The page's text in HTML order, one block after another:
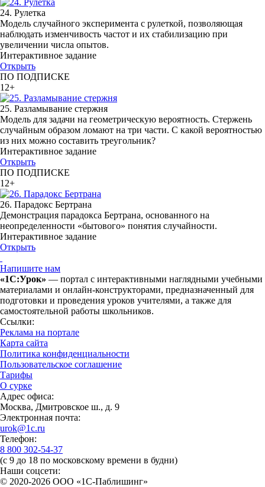
24. Рулетка
Модель случайного эксперимента с рулеткой, позволяющая
наблюдать изменчивость частот и их стабилизацию при
увеличении числа опытов.
Интерактивное задание
Открыть
ПО ПОДПИСКЕ
12+
25. Разламывание стержня
Модель для задачи на геометрическую вероятность. Стержень
случайным образом ломают на три части. С какой вероятностью
из них можно составить треугольник?
Интерактивное задание
Открыть
ПО ПОДПИСКЕ
12+
26. Парадокс Бертрана
Демонстрация парадокса Бертрана, основанного на
неопределенности «бытового» понятия случайности.
Интерактивное задание
Открыть
Напишите нам
«1С:Урок» — портал с интерактивными наглядными учебными
материалами и онлайн-конструкторами, предназначенный для
подготовки и проведения уроков учителями, а также для
самостоятельной работы школьников.
Ссылки:
Реклама на портале
Карта сайта
Политика конфиденциальности
Пользовательское соглашение
Тарифы
О сурке
Адрес офиса:
Москва, Дмитровское ш., д. 9
Электронная почта:
urok@1c.ru
Телефон:
8 800 302-54-37
(с 9 до 18 по московскому времени в будни)
Наши соцсети:
© 2020-2026 OOO «1С-Паблишинг»